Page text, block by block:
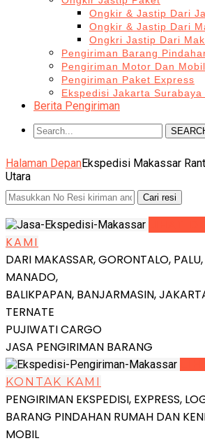
Ongkir & Jastip Dari
Ongkir & Jastip Dari
Ongkri Jastip Dari
Pengiriman Barang
Pengiriman Motor Dan Mobil
Pengiriman Paket Express
Ekspedisi Jakarta Surabaya
Berita Pengiriman
Halaman DepanEkspedisi Makassar
Utara
KAMI
DARI MAKASSAR, GORONTALO,
MANADO,
BALIKPAPAN, BANJARMASIN,
TERNATE
PUJIWATI CARGO
JASA PENGIRIMAN BARANG
KONTAK KAMI
PENGIRIMAN EKSPEDISI, EXPRESS,
BARANG PINDAHAN RUMAH DAN
MOBIL